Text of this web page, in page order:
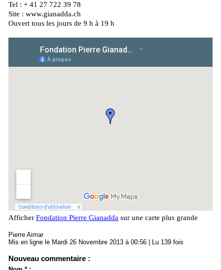
Tel : + 41 27 722 39 78
Site : www.gianadda.ch
Ouvert tous les jours de 9 h à 19 h
Afficher Fondation Pierre Gianadda sur une carte plus grande
Pierre Aimar
Mis en ligne le Mardi 26 Novembre 2013 à 00:56 | Lu 139 fois
Nouveau commentaire :